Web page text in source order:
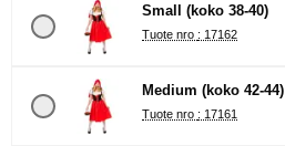
Small (koko 38-40)
Tuote nro : 17162
Medium (koko 42-44)
Tuote nro : 17161